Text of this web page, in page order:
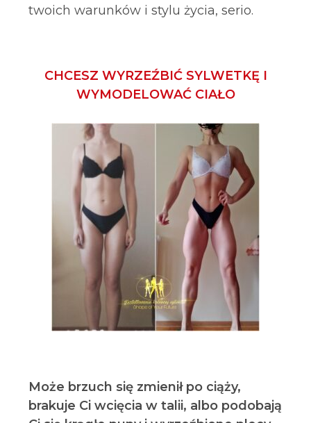
twoich warunków i stylu życia, serio.
CHCESZ WYRZEŹBIĆ SYLWETKĘ I
WYMODELOWAĆ CIAŁO
Może brzuch się zmienił po ciąży,
brakuje Ci wcięcia w talii, albo podobają